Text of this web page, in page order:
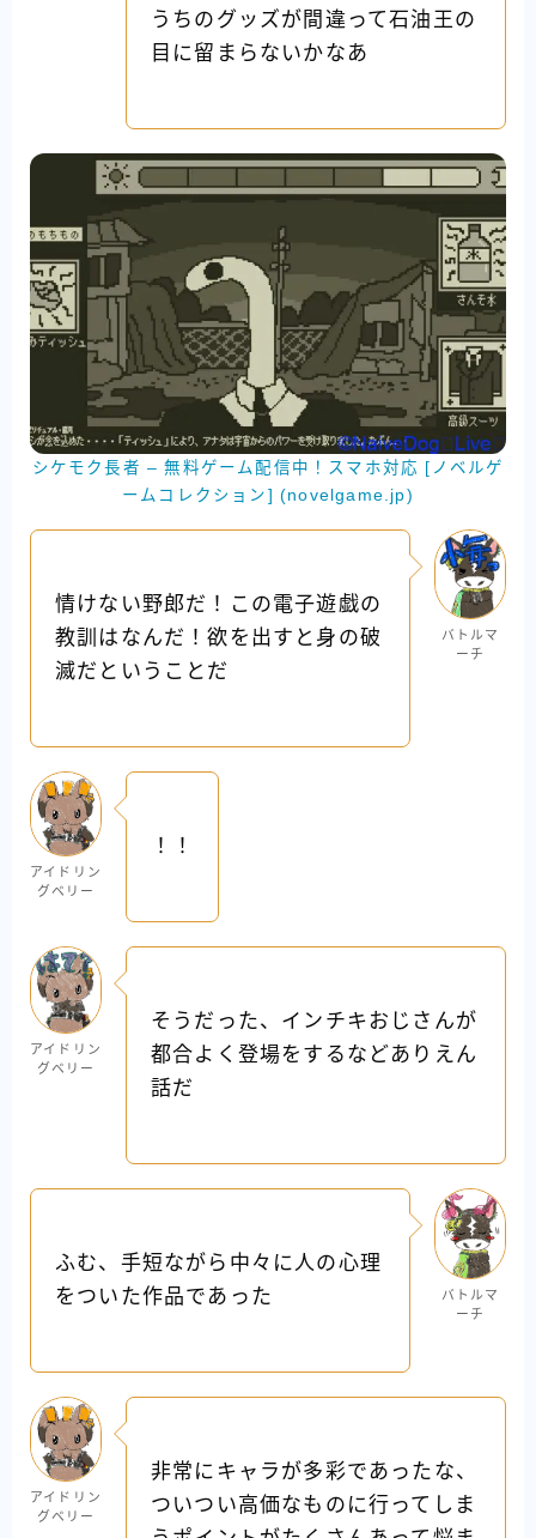
うちのグッズが間違って石油王の
目に留まらないかなあ
シケモク長者 – 無料ゲーム配信中！スマホ対応 [ノベルゲ
ームコレクション] (novelgame.jp)
情けない野郎だ！この電子遊戯の
教訓はなんだ！欲を出すと身の破
滅だということだ
バトルマ
ーチ
アイドリン
グベリー
！！
アイドリン
グベリー
そうだった、インチキおじさんが
都合よく登場をするなどありえん
話だ
ふむ、手短ながら中々に人の心理
をついた作品であった
バトルマ
ーチ
アイドリン
グベリー
非常にキャラが多彩であったな、
ついつい高価なものに行ってしま